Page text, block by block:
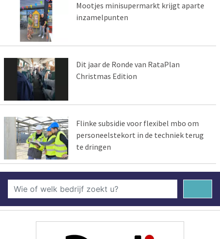
Mootjes minisupermarkt krijgt aparte
inzamelpunten
Dit jaar de Ronde van RataPlan
Christmas Edition
Flinke subsidie voor flexibel mbo om
personeelstekort in de techniek terug
te dringen